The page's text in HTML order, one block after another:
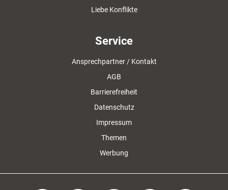
Liebe Konflikte
Service
Ansprechpartner / Kontakt
AGB
Barrierefreiheit
Datenschutz
Impressum
Themen
Werbung